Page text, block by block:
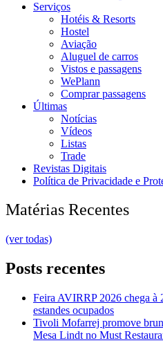
Serviços
Hotéis & Resorts
Hostel
Aviação
Aluguel de carros
Vistos e passagens
WePlann
Comprar passagens
Últimas
Notícias
Vídeos
Listas
Trade
Revistas Digitais
Política de Privacidade e
Matérias Recentes
(ver todas)
Posts recentes
Feira AVIRRP 2026 chega à
estandes ocupados
Tivoli Mofarrej promove
Mesa Lindt no Must